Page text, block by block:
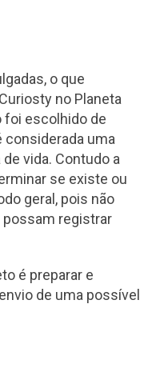
o que
no Planeta
foi escolhido de
considerada uma
vida. Contudo a
se existe ou
geral, pois não
registrar
é preparar e
de uma possível